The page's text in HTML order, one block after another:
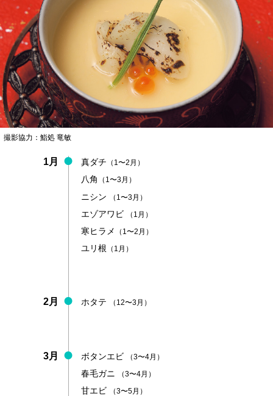
撮影協力：鮨処 竜敏
1月 真ダチ （1〜2月）
八角 （1〜3月）
ニシン （1〜3月）
エゾアワビ （1月）
寒ヒラメ （1〜2月）
ユリ根 （1月）
2月 ホタテ （12〜3月）
3月 ボタンエビ （3〜4月）
春毛ガニ （3〜4月）
甘エビ （3〜5月）